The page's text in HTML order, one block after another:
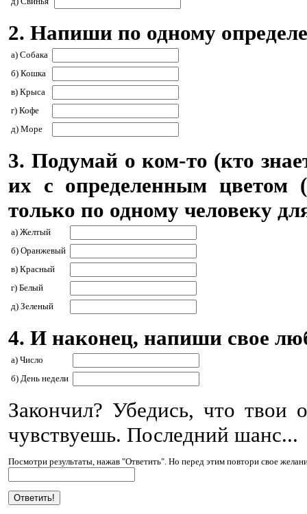
2. Напиши по одному
а) Собака
б) Кошка
в) Крыса
г) Кофе
д) Море
3. Подумай о ком-то (кто
их с определенным цветом
только по одному человеку
а) Желтый
б) Оранжевый
в) Красный
г) Белый
д) Зеленый
4. И наконец, напиши свое
а) Число
б) День недели
Закончил? Убедись, что
чувствуешь. Последний шанс...
Посмотри результаты, нажав "Ответить". Но перед этим повтори свое